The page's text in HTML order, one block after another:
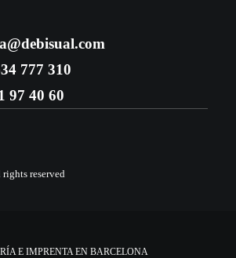
777 310
97 40 60
reserved
E IMPRENTA EN BARCELONA